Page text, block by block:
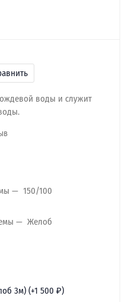
воды и служит
150/100
Желоб
3м) (+1 500 ₽)